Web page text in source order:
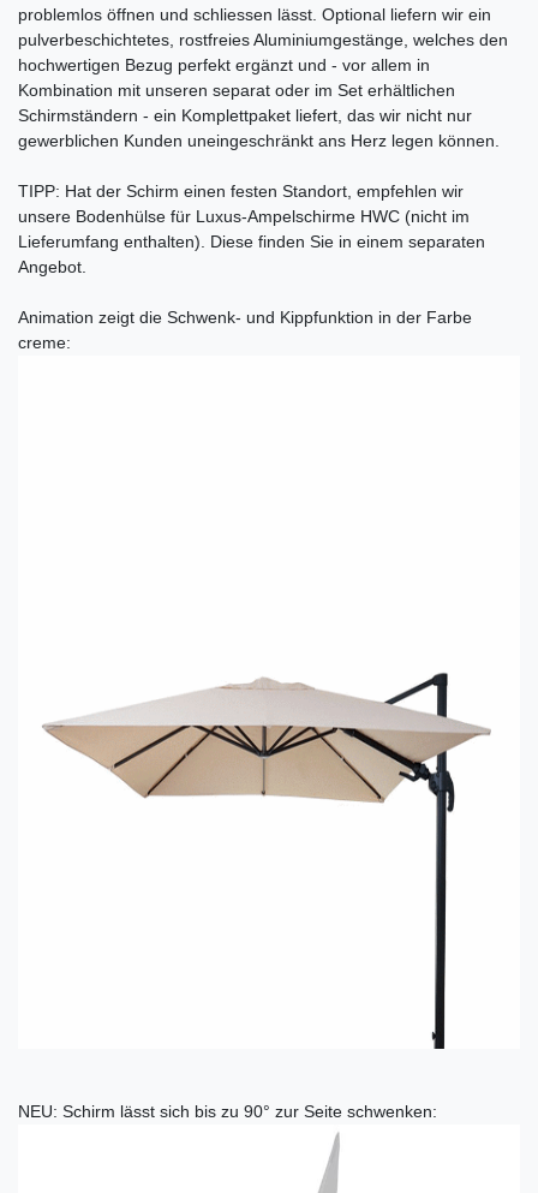
problemlos öffnen und schliessen lässt. Optional liefern wir ein
pulverbeschichtetes, rostfreies Aluminiumgestänge, welches den
hochwertigen Bezug perfekt ergänzt und - vor allem in
Kombination mit unseren separat oder im Set erhältlichen
Schirmständern - ein Komplettpaket liefert, das wir nicht nur
gewerblichen Kunden uneingeschränkt ans Herz legen können.
TIPP: Hat der Schirm einen festen Standort, empfehlen wir
unsere Bodenhülse für Luxus-Ampelschirme HWC (nicht im
Lieferumfang enthalten). Diese finden Sie in einem separaten
Angebot.
Animation zeigt die Schwenk- und Kippfunktion in der Farbe
creme:
NEU: Schirm lässt sich bis zu 90° zur Seite schwenken: